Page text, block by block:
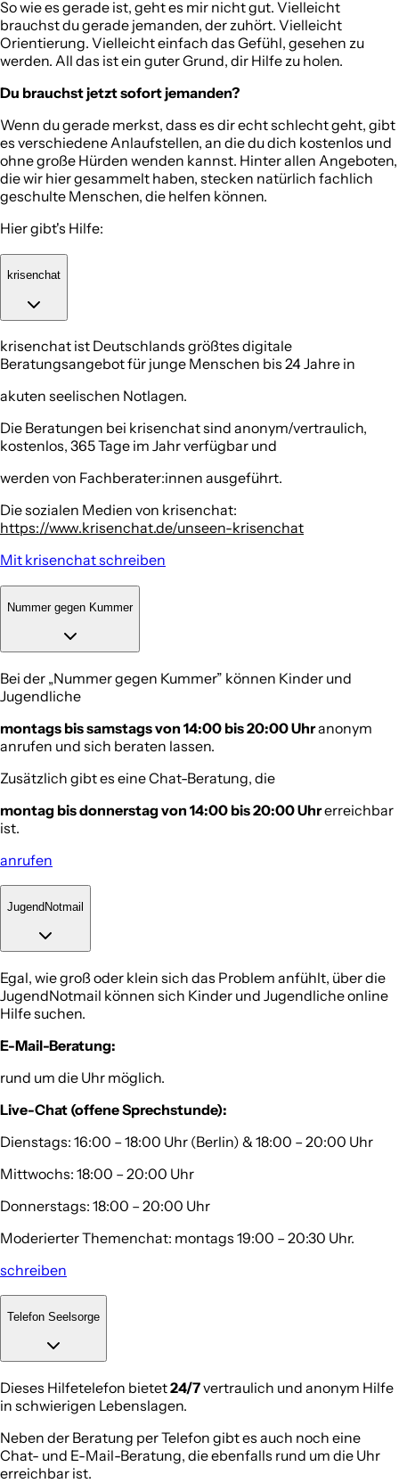
So wie es gerade ist, geht es mir nicht gut. Vielleicht
brauchst du gerade jemanden, der zuhört. Vielleicht
Orientierung. Vielleicht einfach das Gefühl, gesehen zu
werden. All das ist ein guter Grund, dir Hilfe zu holen.
Du brauchst jetzt sofort jemanden?
Wenn du gerade merkst, dass es dir echt schlecht geht, gibt
es verschiedene Anlaufstellen, an die du dich kostenlos und
ohne große Hürden wenden kannst. Hinter allen Angeboten,
die wir hier gesammelt haben, stecken natürlich fachlich
geschulte Menschen, die helfen können.
Hier gibt's Hilfe:
krisenchat
krisenchat ist Deutschlands größtes digitale
Beratungsangebot für junge Menschen bis 24 Jahre in
akuten seelischen Notlagen.
Die Beratungen bei krisenchat sind anonym/vertraulich,
kostenlos, 365 Tage im Jahr verfügbar und
werden von Fachberater:innen ausgeführt.
Die sozialen Medien von krisenchat:
https://www.krisenchat.de/unseen-krisenchat
Mit krisenchat schreiben
Nummer gegen Kummer
Bei der „Nummer gegen Kummer” können Kinder und
Jugendliche
montags bis samstags von 14:00 bis 20:00 Uhranonym
anrufen und sich beraten lassen.
Zusätzlich gibt es eine Chat-Beratung, die
montag bis donnerstag von 14:00 bis 20:00 Uhrerreichbar
ist.
anrufen
JugendNotmail
Egal, wie groß oder klein sich das Problem anfühlt, über die
JugendNotmail können sich Kinder und Jugendliche online
Hilfe suchen.
E-Mail-Beratung:
rund um die Uhr möglich.
Live-Chat (offene Sprechstunde):
Dienstags: 16:00 – 18:00 Uhr (Berlin) & 18:00 – 20:00 Uhr
Mittwochs: 18:00 – 20:00 Uhr
Donnerstags: 18:00 – 20:00 Uhr
Moderierter Themenchat: montags 19:00 – 20:30 Uhr.
schreiben
Telefon Seelsorge
Dieses Hilfetelefon bietet24/7vertraulich und anonym Hilfe
in schwierigen Lebenslagen.
Neben der Beratung per Telefon gibt es auch noch eine
Chat- und E-Mail-Beratung, die ebenfalls rund um die Uhr
erreichbar ist.